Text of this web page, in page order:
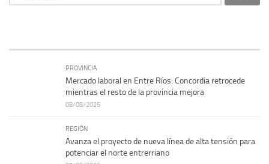
PROVINCIA
Mercado laboral en Entre Ríos: Concordia retrocede
mientras el resto de la provincia mejora
08/08/2026
REGIÓN
Avanza el proyecto de nueva línea de alta tensión para
potenciar el norte entrerriano